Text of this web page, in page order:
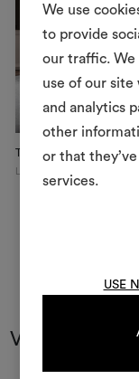
We use
to provide
our traffic. We
use of our
and analytics
other
or that
services.
USE
The OWO Residential
Vous pourriez